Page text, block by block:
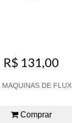
R$ 131,00
MAQUINAS DE
Comprar